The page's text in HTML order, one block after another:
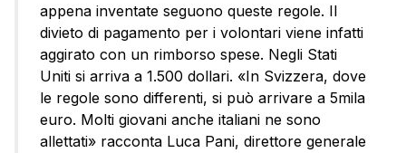
appena inventate seguono queste regole. Il
divieto di pagamento per i volontari viene infatti
aggirato con un rimborso spese. Negli Stati
Uniti si arriva a 1.500 dollari. «In Svizzera, dove
le regole sono differenti, si può arrivare a 5mila
euro. Molti giovani anche italiani ne sono
allettati» racconta Luca Pani, direttore generale